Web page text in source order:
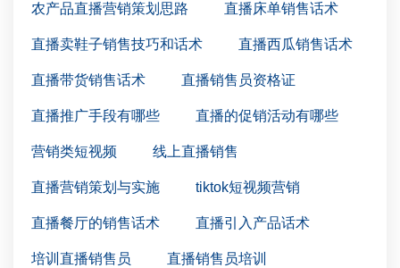
农产品直播营销策划思路 直播床单销售话术
直播卖鞋子销售技巧和话术 直播西瓜销售话术
直播带货销售话术 直播销售员资格证
直播推广手段有哪些 直播的促销活动有哪些
营销类短视频 线上直播销售
直播营销策划与实施 tiktok短视频营销
直播餐厅的销售话术 直播引入产品话术
培训直播销售员 直播销售员培训